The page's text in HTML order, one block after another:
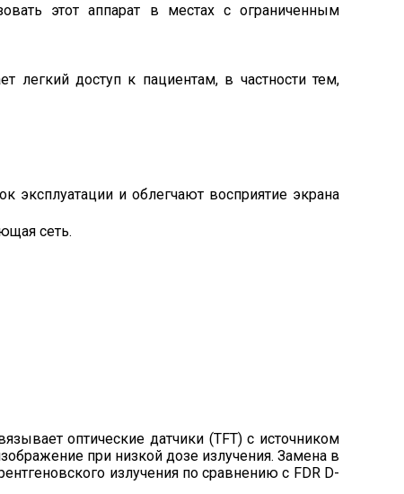
этот аппарат в местах с ограниченным
легкий доступ к пациентам, в частности тем,
эксплуатации и облегчают восприятие экрана
сеть.
оптические датчики (TFT) с источником
при низкой дозе излучения. Замена в
излучения по сравнению с FDR D-